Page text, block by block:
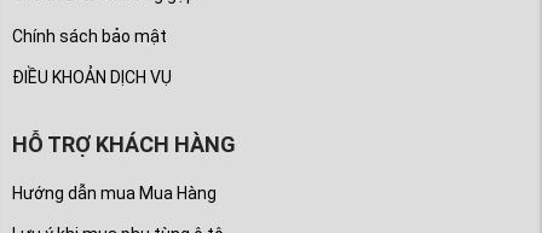
Chính sách bảo mật
ĐIỀU KHOẢN DỊCH VỤ
HỖ TRỢ KHÁCH HÀNG
Hướng dẫn mua Mua Hàng